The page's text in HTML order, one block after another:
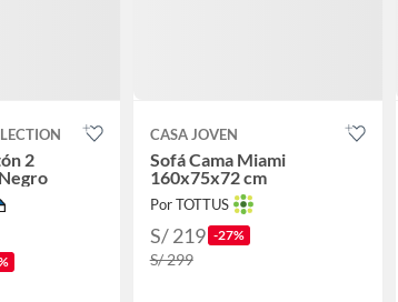
2
CASA JOVEN
Sofá Cama Miami
160x75x72 cm
Por TOTTUS
S/ 219 -27%
S/ 299